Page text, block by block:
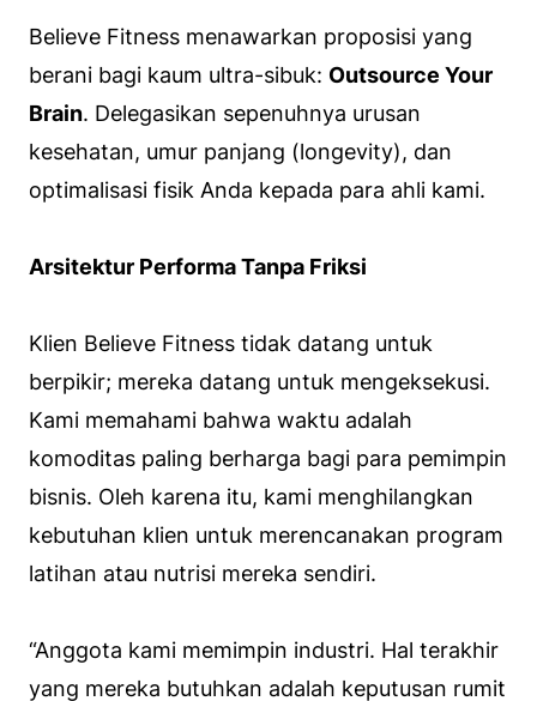
Believe Fitness menawarkan proposisi yang
berani bagi kaum ultra-sibuk: Outsource Your
Brain. Delegasikan sepenuhnya urusan
kesehatan, umur panjang (longevity), dan
optimalisasi fisik Anda kepada para ahli kami.
Arsitektur Performa Tanpa Friksi
Klien Believe Fitness tidak datang untuk
berpikir; mereka datang untuk mengeksekusi.
Kami memahami bahwa waktu adalah
komoditas paling berharga bagi para pemimpin
bisnis. Oleh karena itu, kami menghilangkan
kebutuhan klien untuk merencanakan program
latihan atau nutrisi mereka sendiri.
“Anggota kami memimpin industri. Hal terakhir
yang mereka butuhkan adalah keputusan rumit